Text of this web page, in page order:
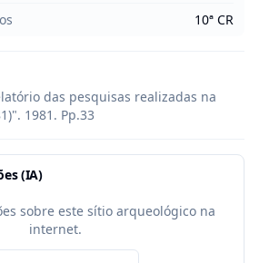
10ª CR
das pesquisas realizadas na
1981. Pp.33
(IA)
sobre este sítio arqueológico na
internet.